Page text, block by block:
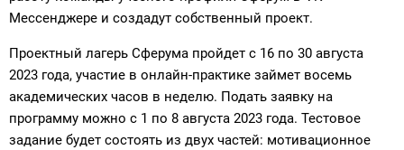
Мессенджере и создадут собственный проект.
Проектный лагерь Сферума пройдет с 16 по 30 августа
2023 года, участие в онлайн-практике займет восемь
академических часов в неделю. Подать заявку на
программу можно с 1 по 8 августа 2023 года. Тестовое
задание будет состоять из двух частей: мотивационное